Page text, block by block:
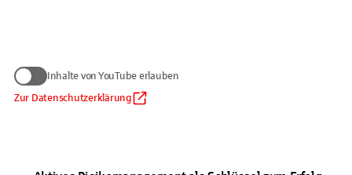
Inhalte von YouTube erlauben
Zur Datenschutzerklärung
zum Anzeigen von YouTube-Videos
Daten werden nur an Google übermittelt, soweit dies für die
Einbindung von YouTube erforderlich ist. Informationen finden
Inhalte von YouTube erlauben